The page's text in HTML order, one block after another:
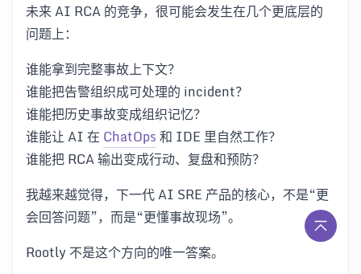
未来 AI RCA 的竞争，很可能会发生在几个更底层的
问题上：
谁能拿到完整事故上下文？
谁能把告警组织成可处理的 incident？
谁能把历史事故变成组织记忆？
谁能让 AI 在 ChatOps和 IDE 里自然工作？
谁能把 RCA 输出变成行动、复盘和预防？
我越来越觉得，下一代 AI SRE 产品的核心，不是“更
会回答问题”，而是“更懂事故现场”。
Rootly 不是这个方向的唯一答案。